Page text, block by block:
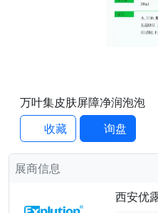
万叶集皮肤屏障净润泡泡
收藏
询盘
展商信息
西安优